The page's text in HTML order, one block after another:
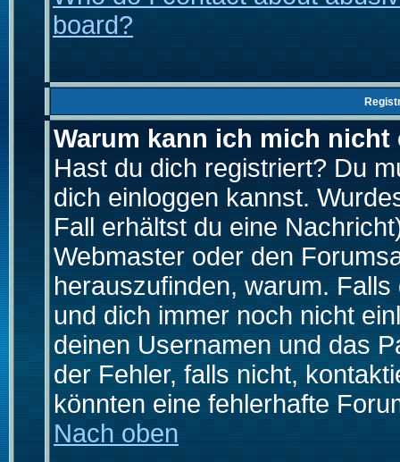
board?
Warum kann ich mich nicht
Hast du dich registriert? Du
dich einloggen kannst.
Fall erhältst du eine
Webmaster oder den
herauszufinden, warum.
und dich immer noch nicht
deinen Usernamen und das
der Fehler, falls nicht,
könnten eine fehlerhafte
Nach oben